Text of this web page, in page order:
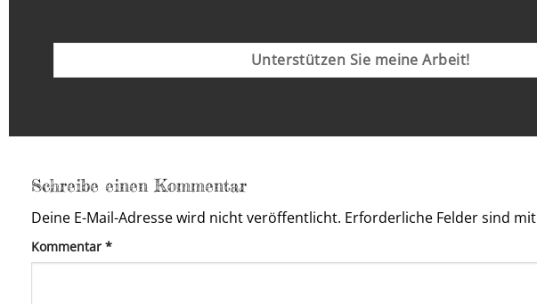
Unterstützen Sie meine Arbeit!
Schreibe einen Kommentar
Deine E-Mail-Adresse wird nicht veröffentlicht. Erforderliche Felder sind mit
Kommentar *